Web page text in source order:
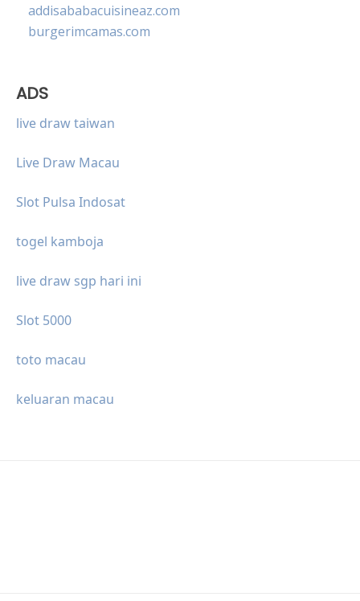
addisababacuisineaz.com
burgerimcamas.com
ADS
live draw taiwan
Live Draw Macau
Slot Pulsa Indosat
togel kamboja
live draw sgp hari ini
Slot 5000
toto macau
keluaran macau